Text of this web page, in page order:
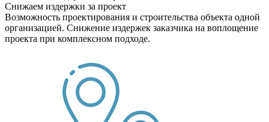
Снижаем издержки за проект
Возможность проектирования и строительства объекта одной
организацией. Снижение издержек заказчика на воплощение
проекта при комплексном подходе.